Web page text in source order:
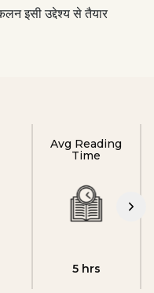
इसी उद्देश्य से तैयार
Avg Reading
Time
5 hrs